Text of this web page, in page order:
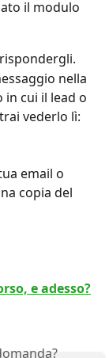
il modulo
nella
cui il lead o
vederlo lì:
email o
copia del
e adesso?